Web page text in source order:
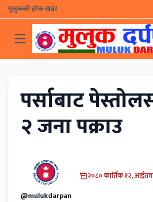
मुलुकको हरेक खबर
पर्साबाट
२ जना पक्राउ
@mulukdarpan
२०८० कार्तिक १२,